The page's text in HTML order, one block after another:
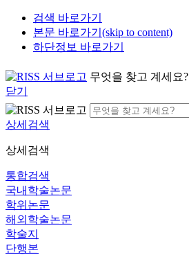
검색 바로가기
본문 바로가기(skip to content)
하단정보 바로가기
무엇을 찾고 계세요?
닫기
상세검색
상세검색
통합검색
국내학술논문
학위논문
해외학술논문
학술지
단행본